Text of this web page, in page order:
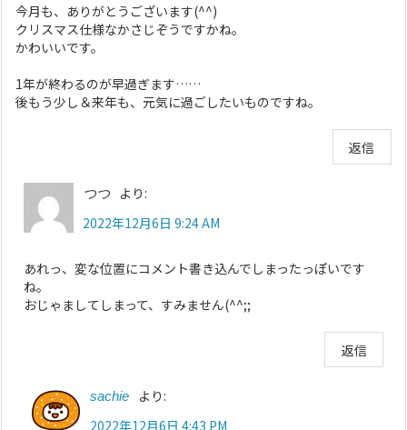
今月も、ありがとうございます(^^)
クリスマス仕様なかさじぞうですかね。
かわいいです。
1年が終わるのが早過ぎます……
後もう少し＆来年も、元気に過ごしたいものですね。
返信
つつ
より:
2022年12月6日 9:24 AM
あれっ、変な位置にコメント書き込んでしまったっぽいです
ね。
おじゃましてしまって、すみません(^^;;
返信
sachie
より:
2022年12月6日 4:43 PM